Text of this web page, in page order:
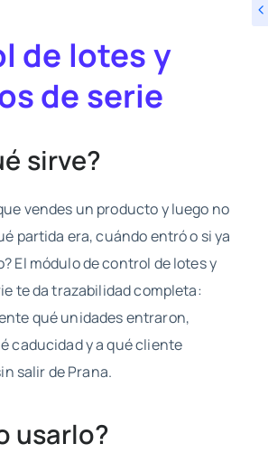
de lotes y
de serie
sirve?
vendes un producto y luego no
partida era, cuándo entró o si ya
El módulo de control de lotes y
te da trazabilidad completa:
qué unidades entraron,
caducidad y a qué cliente
salir de Prana.
usarlo?